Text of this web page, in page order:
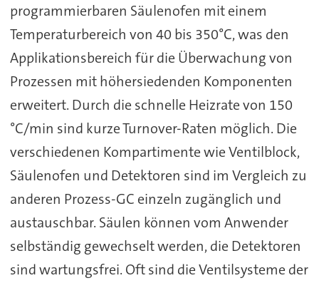
programmierbaren Säulenofen mit einem
Temperaturbereich von 40 bis 350°C, was den
Applikationsbereich für die Überwachung von
Prozessen mit höhersiedenden Komponenten
erweitert. Durch die schnelle Heizrate von 150
°C/min sind kurze Turnover-Raten möglich. Die
verschiedenen Kompartimente wie Ventilblock,
Säulenofen und Detektoren sind im Vergleich zu
anderen Prozess-GC einzeln zugänglich und
austauschbar. Säulen können vom Anwender
selbständig gewechselt werden, die Detektoren
sind wartungsfrei. Oft sind die Ventilsysteme der